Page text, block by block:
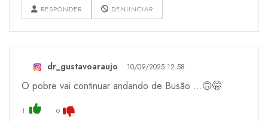
RESPONDER DENUNCIAR
dr_gustavoaraujo 10/09/2025 12:58
O pobre vai continuar andando de Busão ...🙃🤫
1 0